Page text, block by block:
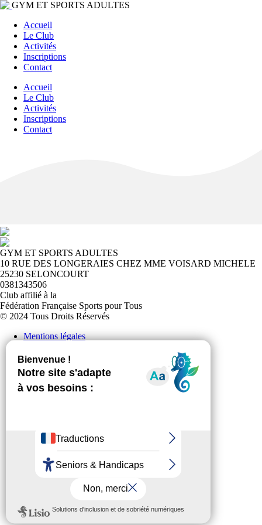
GYM ET SPORTS ADULTES
Accueil
Le Club
Activités
Inscriptions
Contact
Accueil
Le Club
Activités
Inscriptions
Contact
GYM ET SPORTS ADULTES
10 RUE DES LONGERAIES CHEZ MME VOISARD MICHELE
25230 SELONCOURT
0381343506
Club affilié à la
Fédération Française Sports pour Tous
© 2024 Tous Droits Réservés
Mentions légales
Plan du site